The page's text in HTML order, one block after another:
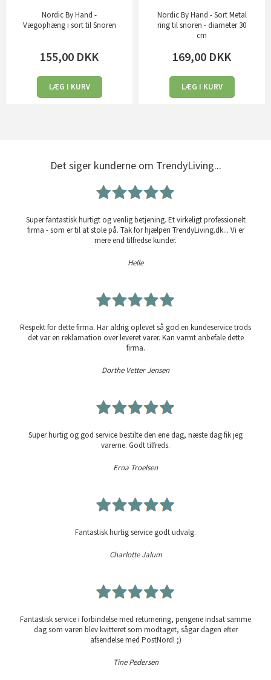
Nordic By Hand -
Vægophæng i sort til Snoren
155,00 DKK
LÆG I KURV
Nordic By Hand - Sort Metal
ring til snoren - diameter 30
cm
169,00 DKK
LÆG I KURV
Det siger kunderne om TrendyLiving...
Super fantastisk hurtigt og venlig betjening. Et virkeligt professionelt
firma - som er til at stole på. Tak for hjælpen TrendyLiving.dk... Vi er
mere end tilfredse kunder.
Helle
Respekt for dette firma. Har aldrig oplevet så god en kundeservice trods
det var en reklamation over leveret varer. Kan varmt anbefale dette
firma.
Dorthe Vetter Jensen
Super hurtig og god service bestilte den ene dag, næste dag fik jeg
varerne. Godt tilfreds.
Erna Troelsen
Fantastisk hurtig service godt udvalg.
Charlotte Jalum
Fantastisk service i forbindelse med returnering, pengene indsat samme
dag som varen blev kvitteret som modtaget, sågar dagen efter
afsendelse med PostNord! ;)
Tine Pedersen